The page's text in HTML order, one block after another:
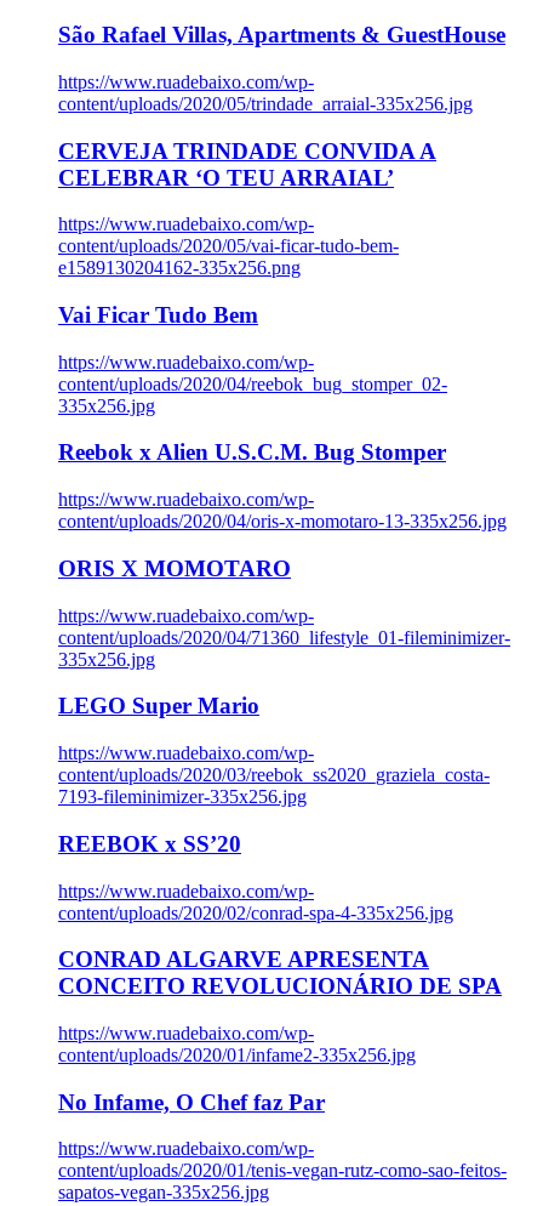
São Rafael Villas, Apartments & GuestHouse
https://www.ruadebaixo.com/wp-
content/uploads/2020/05/trindade_arraial-335x256.jpg
CERVEJA TRINDADE CONVIDA A
CELEBRAR ‘O TEU ARRAIAL’
https://www.ruadebaixo.com/wp-
content/uploads/2020/05/vai-ficar-tudo-bem-
e1589130204162-335x256.png
Vai Ficar Tudo Bem
https://www.ruadebaixo.com/wp-
content/uploads/2020/04/reebok_bug_stomper_02-
335x256.jpg
Reebok x Alien U.S.C.M. Bug Stomper
https://www.ruadebaixo.com/wp-
content/uploads/2020/04/oris-x-momotaro-13-335x256.jpg
ORIS X MOMOTARO
https://www.ruadebaixo.com/wp-
content/uploads/2020/04/71360_lifestyle_01-fileminimizer-
335x256.jpg
LEGO Super Mario
https://www.ruadebaixo.com/wp-
content/uploads/2020/03/reebok_ss2020_graziela_costa-
7193-fileminimizer-335x256.jpg
REEBOK x SS’20
https://www.ruadebaixo.com/wp-
content/uploads/2020/02/conrad-spa-4-335x256.jpg
CONRAD ALGARVE APRESENTA
CONCEITO REVOLUCIONÁRIO DE SPA
https://www.ruadebaixo.com/wp-
content/uploads/2020/01/infame2-335x256.jpg
No Infame, O Chef faz Par
https://www.ruadebaixo.com/wp-
content/uploads/2020/01/tenis-vegan-rutz-como-sao-feitos-
sapatos-vegan-335x256.jpg